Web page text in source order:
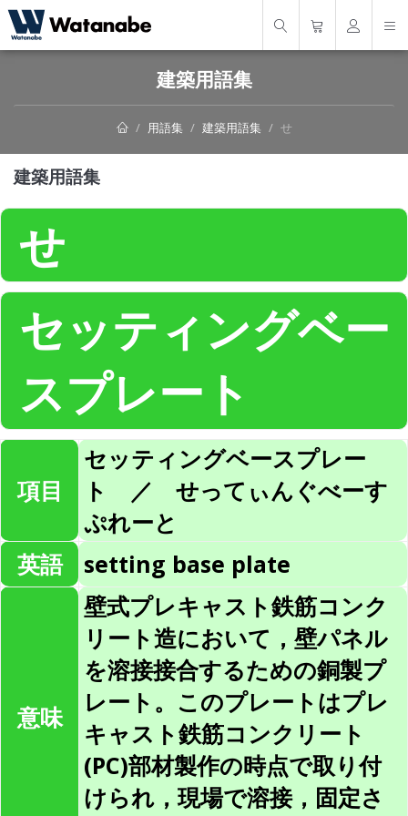
建築用語集
用語集 建築用語集 せ
建築用語集
せ
セッティングベー
スプレート
項目
セッティングベースプレー
ト ／ せってぃんぐべーす
ぷれーと
英語
setting base plate
意味
壁式プレキャスト鉄筋コンク
リート造において，壁パネル
を溶接接合するための銅製プ
レート。このプレートはプレ
キャスト鉄筋コンクリート
(PC)部材製作の時点で取り付
けられ，現場で溶接，固定さ